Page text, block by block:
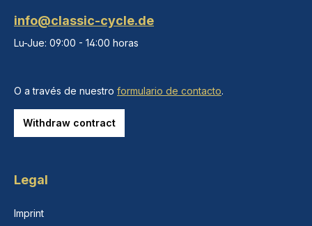
info@classic-cycle.de
Lu-Jue: 09:00 - 14:00 horas
O a través de nuestro formulario de contacto.
Withdraw contract
Legal
Imprint